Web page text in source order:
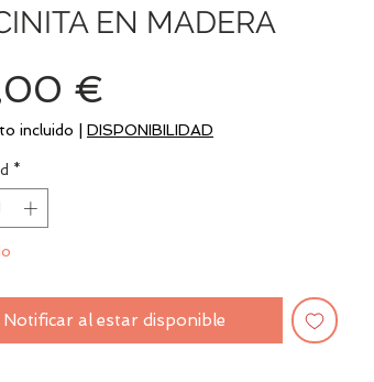
EN MADERA
€
incluido DISPONIBILIDAD
*
Notificar al estar disponible